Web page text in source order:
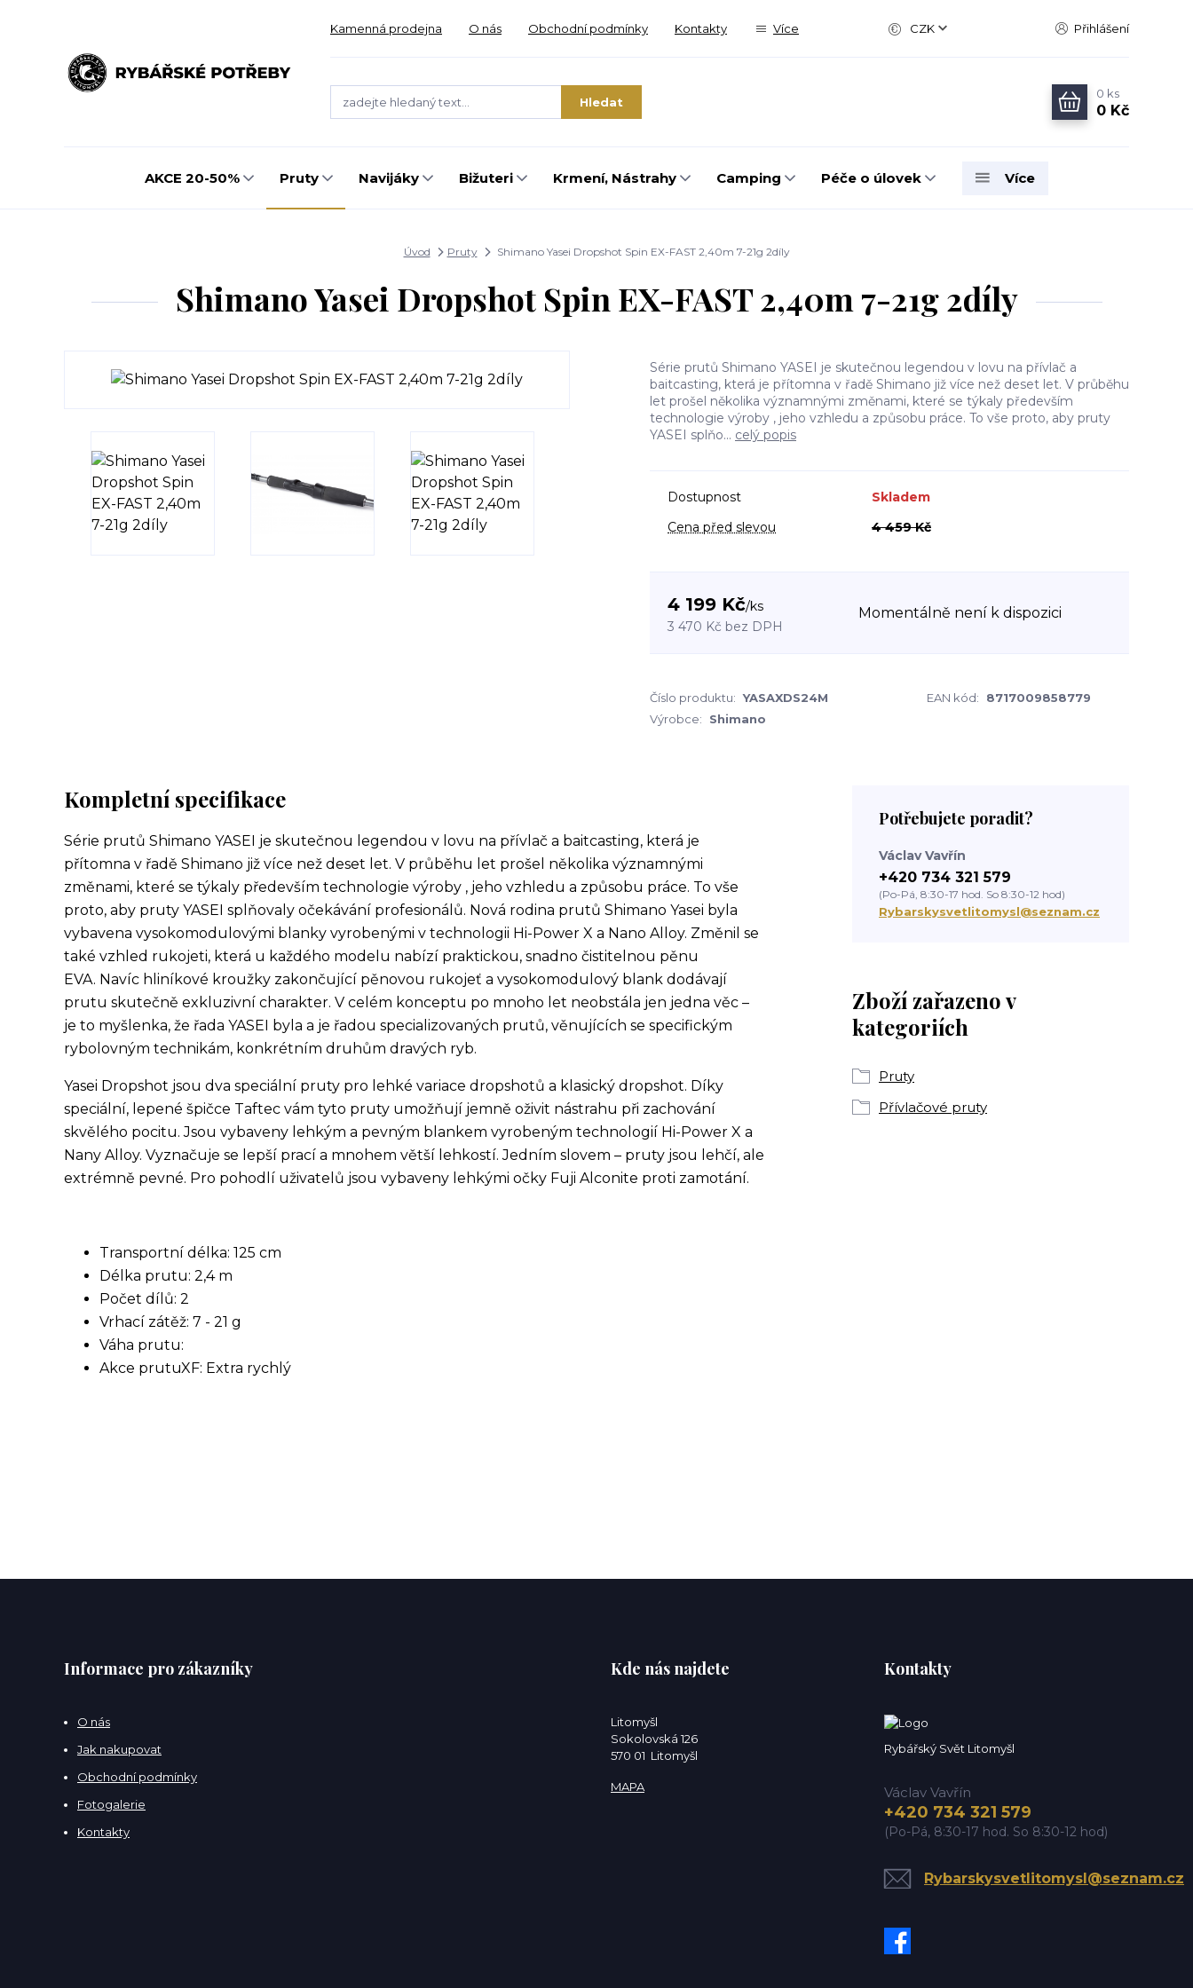
Kamenná prodejna O nás Obchodní podmínky Kontakty Více CZK Přihlášení
Hledat
0 ks
0 Kč
AKCE 20-50% Pruty Navijáky Bižuteri Krmení, Nástrahy Camping Péče o úlovek Více
Úvod Pruty Shimano Yasei Dropshot Spin EX-FAST 2,40m 7-21g 2díly
Shimano Yasei Dropshot Spin EX-FAST 2,40m 7-21g 2díly
Série prutů Shimano YASEI je skutečnou legendou v lovu na přívlač a
baitcasting, která je přítomna v řadě Shimano již více než deset let. V průběhu
let prošel několika významnými změnami, které se týkaly především
technologie výroby , jeho vzhledu a způsobu práce. To vše proto, aby pruty
YASEI splňo... celý popis
Dostupnost
Skladem
Cena před slevou
4 459 Kč
4 199 Kč/ks
3 470 Kč bez DPH
Momentálně není k dispozici
Číslo produktu: YASAXDS24M EAN kód:
8717009858779
Výrobce:
Shimano
Kompletní specifikace
Série prutů Shimano YASEI je skutečnou legendou v lovu na přívlač a baitcasting, která je
přítomna v řadě Shimano již více než deset let. V průběhu let prošel několika významnými
změnami, které se týkaly především technologie výroby , jeho vzhledu a způsobu práce. To vše
proto, aby pruty YASEI splňovaly očekávání profesionálů. Nová rodina prutů Shimano Yasei byla
vybavena vysokomodulovými blanky vyrobenými v technologii Hi-Power X a Nano Alloy. Změnil se
také vzhled rukojeti, která u každého modelu nabízí praktickou, snadno čistitelnou pěnu
EVA. Navíc hliníkové kroužky zakončující pěnovou rukojeť a vysokomodulový blank dodávají
prutu skutečně exkluzivní charakter. V celém konceptu po mnoho let neobstála jen jedna věc –
je to myšlenka, že řada YASEI byla a je řadou specializovaných prutů, věnujících se specifickým
rybolovným technikám, konkrétním druhům dravých ryb.
Yasei Dropshot jsou dva speciální pruty pro lehké variace dropshotů a klasický dropshot. Díky
speciální, lepené špičce Taftec vám tyto pruty umožňují jemně oživit nástrahu při zachování
skvělého pocitu. Jsou vybaveny lehkým a pevným blankem vyrobeným technologií Hi-Power X a
Nany Alloy. Vyznačuje se lepší prací a mnohem větší lehkostí. Jedním slovem – pruty jsou lehčí, ale
extrémně pevné. Pro pohodlí uživatelů jsou vybaveny lehkými očky Fuji Alconite proti zamotání.
Transportní délka: 125 cm
Délka prutu: 2,4 m
Počet dílů: 2
Vrhací zátěž: 7 - 21 g
Váha prutu:
Akce prutuXF: Extra rychlý
Zboží zařazeno v
kategoriích
Pruty
Přívlačové pruty
Potřebujete poradit?
Václav Vavřín
+420 734 321 579
(Po-Pá, 8:30-17 hod. So 8:30-12 hod)
Rybarskysvetlitomysl@seznam.cz
Informace pro zákazníky
O nás
Jak nakupovat
Obchodní podmínky
Fotogalerie
Kontakty
Kde nás najdete
Litomyšl
Sokolovská 126
570 01 Litomyšl
MAPA
Kontakty
Rybářský Svět Litomyšl
Václav Vavřín
+420 734 321 579
(Po-Pá, 8:30-17 hod. So 8:30-12 hod)
Rybarskysvetlitomysl@seznam.cz